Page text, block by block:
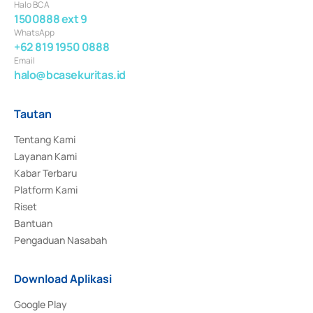
Halo BCA
1500888 ext 9
WhatsApp
+62 819 1950 0888
Email
halo@bcasekuritas.id
Tautan
Tentang Kami
Layanan Kami
Kabar Terbaru
Platform Kami
Riset
Bantuan
Pengaduan Nasabah
Download Aplikasi
Google Play